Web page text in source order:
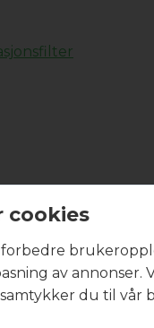
et komplett
har minimum
I svært
cookies
av annonser.
du til vår